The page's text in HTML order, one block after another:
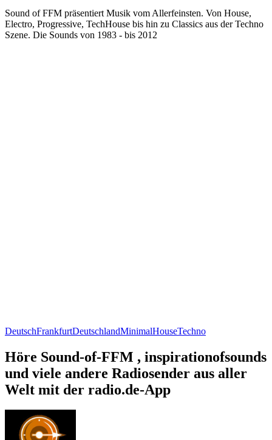
Sound of FFM präsentiert Musik vom Allerfeinsten. Von House,
Electro, Progressive, TechHouse bis hin zu Classics aus der Techno
Szene. Die Sounds von 1983 - bis 2012
DeutschFrankfurtDeutschlandMinimalHouseTechno
Höre Sound-of-FFM , inspirationofsounds
und viele andere Radiosender aus aller
Welt mit der radio.de-App